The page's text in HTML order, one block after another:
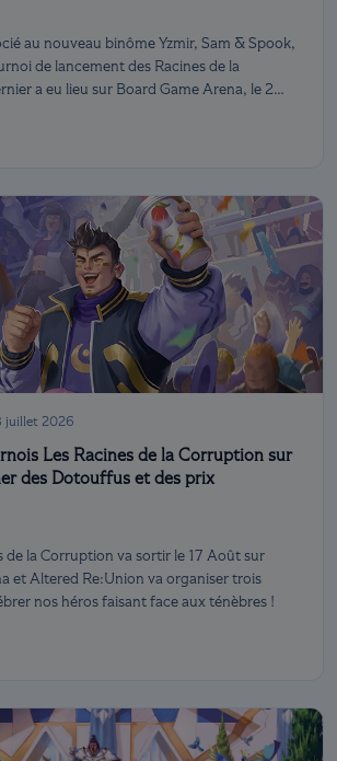
au nouveau binôme Yzmir, Sam & Spook,
de lancement des Racines de la
a eu lieu sur Board Game Arena, le 2
juillet 2026
Les Racines de la Corruption sur
des Dotouffus et des prix
de la Corruption va sortir le 17 Août sur
et Altered Re:Union va organiser trois
nos héros faisant face aux ténèbres !